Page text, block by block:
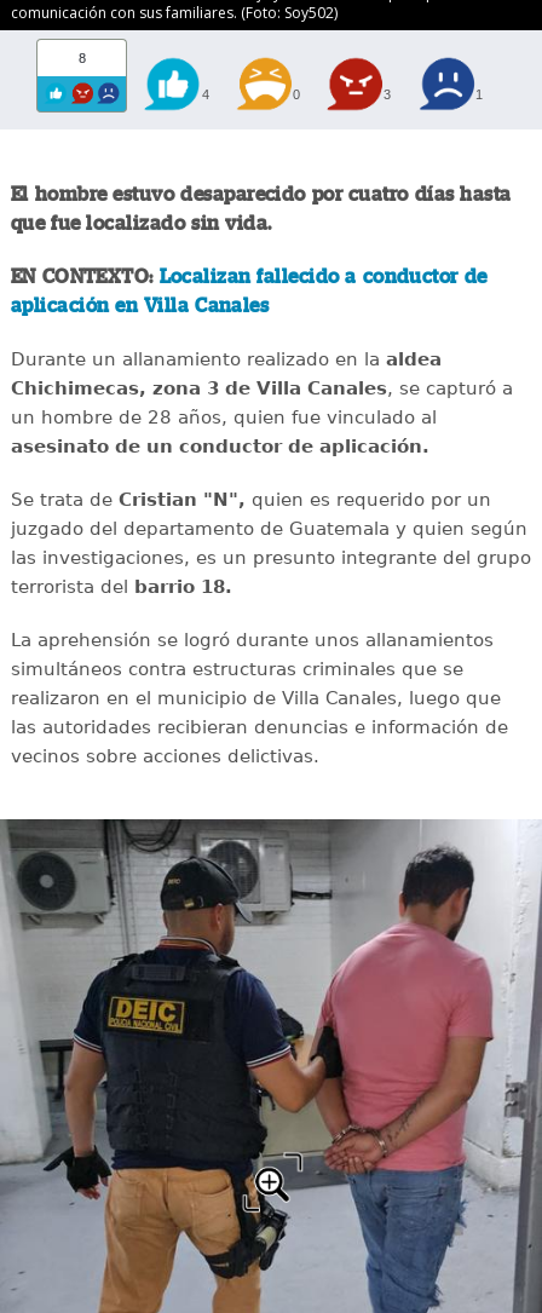
comunicación con sus familiares. (Foto: Soy502)
8
4 0 3 1
El hombre estuvo desaparecido por cuatro días hasta
que fue localizado sin vida.
EN CONTEXTO:Localizan fallecido a conductor de
aplicación en Villa Canales
Durante un allanamiento realizado en la aldea
Chichimecas, zona 3 de Villa Canales, se capturó a
un hombre de 28 años, quien fue vinculado al
asesinato de un conductor de aplicación.
Se trata de Cristian "N", quien es requerido por un
juzgado del departamento de Guatemala y quien según
las investigaciones, es un presunto integrante del grupo
terrorista del barrio 18.
La aprehensión se logró durante unos allanamientos
simultáneos contra estructuras criminales que se
realizaron en el municipio de Villa Canales, luego que
las autoridades recibieran denuncias e información de
vecinos sobre acciones delictivas.